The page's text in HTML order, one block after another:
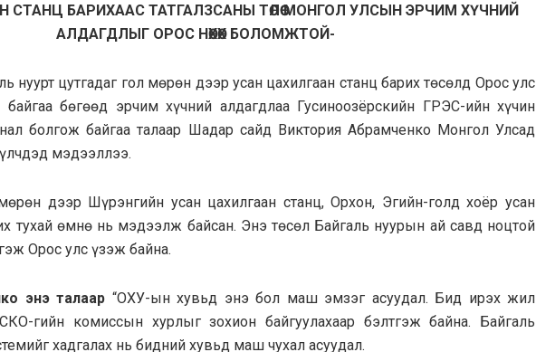
СТАНЦ БАРИХААС ТАТГАЛЗСАНЫ ТӨЛӨӨ МОНГОЛ УЛСЫН ЭРЧИМ ХҮЧНИЙ
АЛДАГДЛЫГ ОРОС НӨХӨX БОЛОМЖТОЙ-
нуурт цутгадаг гол мөрөн дээр усан цахилгаан станц барих төсөлд Орос улс
байгаа бөгөөд эрчим хүчний алдагдлаа Гусиноозёрскийн ГРЭС-ийн хүчин
болгож байгаа талаар Шадар сайд Виктория Абрамченко Монгол Улсад
мэдээллээ.
дээр Шүрэнгийн усан цахилгаан станц, Орхон, Эгийн-голд хоёр усан
тухай өмнө нь мэдээлж байсан. Энэ төсөл Байгаль нуурын ай савд ноцтой
Орос улс үзэж байна.
энэ талаар “ОХУ-ын хувьд энэ бол маш эмзэг асуудал. Бид ирэх жил
гийн комиссын хурлыг зохион байгуулахаар бэлтгэж байна. Байгаль
хадгалах нь бидний хувьд маш чухал асуудал.